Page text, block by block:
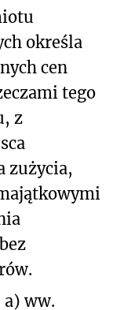
określa
cen
tego
z
zużycia,
a) ww.